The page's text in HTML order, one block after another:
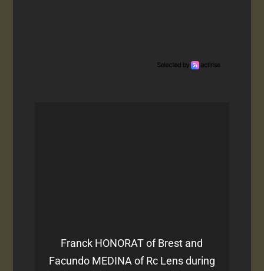
Franck HONORAT of Brest and
Facundo MEDINA of Rc Lens during